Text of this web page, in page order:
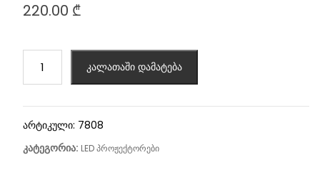
220.00 ₾
კალათაში დამატება
არტიკული: 7808
კატეგორია: LED პროჟექტორები